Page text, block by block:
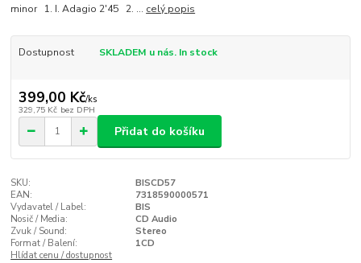
minor 1. I. Adagio 2'45 2. ... celý popis
Dostupnost SKLADEM u nás. In stock
399,00 Kč/ks
329,75 Kč bez DPH
Přidat do košíku
SKU:
BISCD57
EAN:
7318590000571
Vydavatel / Label:
BIS
Nosič / Media:
CD Audio
Zvuk / Sound:
Stereo
Format / Balení:
1CD
Hlídat cenu / dostupnost